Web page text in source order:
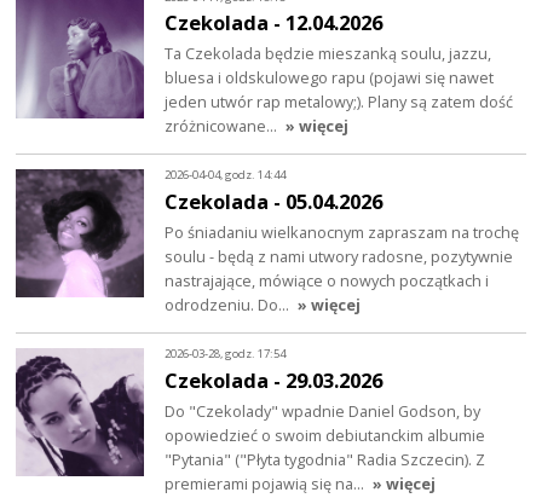
Czekolada - 12.04.2026
Ta Czekolada będzie mieszanką soulu, jazzu,
bluesa i oldskulowego rapu (pojawi się nawet
jeden utwór rap metalowy;). Plany są zatem dość
zróżnicowane… » więcej
2026-04-04, godz. 14:44
Czekolada - 05.04.2026
Po śniadaniu wielkanocnym zapraszam na trochę
soulu - będą z nami utwory radosne, pozytywnie
nastrajające, mówiące o nowych początkach i
odrodzeniu. Do… » więcej
2026-03-28, godz. 17:54
Czekolada - 29.03.2026
Do "Czekolady" wpadnie Daniel Godson, by
opowiedzieć o swoim debiutanckim albumie
"Pytania" ("Płyta tygodnia" Radia Szczecin). Z
premierami pojawią się na… » więcej